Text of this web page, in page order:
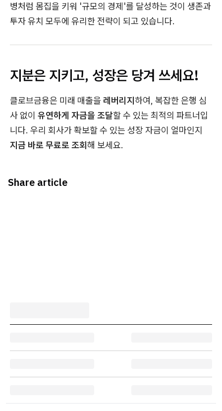
병처럼 몸집을 키워 '규모의 경제'를 달성하는 것이 생존과
투자 유치 모두에 유리한 전략이 되고 있습니다.
지분은 지키고, 성장은 당겨 쓰세요!
클로브금융은 미래 매출을 레버리지하여, 복잡한 은행 심
사 없이 유연하게 자금을 조달할 수 있는 최적의 파트너입
니다. 우리 회사가 확보할 수 있는 성장 자금이 얼마인지
지금 바로 무료로 조회해 보세요.
Share article